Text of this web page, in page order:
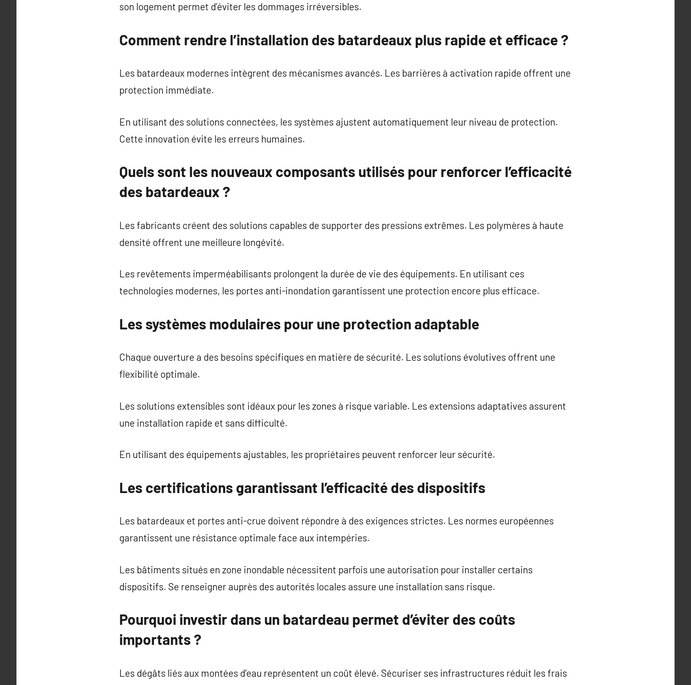
son logement permet d’éviter les dommages irréversibles.
Comment rendre l’installation des batardeaux plus rapide et efficace ?
Les batardeaux modernes intègrent des mécanismes avancés. Les barrières à activation rapide offrent une
protection immédiate.
En utilisant des solutions connectées, les systèmes ajustent automatiquement leur niveau de protection.
Cette innovation évite les erreurs humaines.
Quels sont les nouveaux composants utilisés pour renforcer l’efficacité
des batardeaux ?
Les fabricants créent des solutions capables de supporter des pressions extrêmes. Les polymères à haute
densité offrent une meilleure longévité.
Les revêtements imperméabilisants prolongent la durée de vie des équipements. En utilisant ces
technologies modernes, les portes anti-inondation garantissent une protection encore plus efficace.
Les systèmes modulaires pour une protection adaptable
Chaque ouverture a des besoins spécifiques en matière de sécurité. Les solutions évolutives offrent une
flexibilité optimale.
Les solutions extensibles sont idéaux pour les zones à risque variable. Les extensions adaptatives assurent
une installation rapide et sans difficulté.
En utilisant des équipements ajustables, les propriétaires peuvent renforcer leur sécurité.
Les certifications garantissant l’efficacité des dispositifs
Les batardeaux et portes anti-crue doivent répondre à des exigences strictes. Les normes européennes
garantissent une résistance optimale face aux intempéries.
Les bâtiments situés en zone inondable nécessitent parfois une autorisation pour installer certains
dispositifs. Se renseigner auprès des autorités locales assure une installation sans risque.
Pourquoi investir dans un batardeau permet d’éviter des coûts
importants ?
Les dégâts liés aux montées d’eau représentent un coût élevé. Sécuriser ses infrastructures réduit les frais